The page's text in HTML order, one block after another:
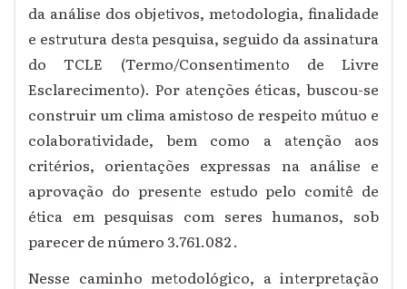
da análise dos objetivos, metodologia, finalidade
e estrutura desta pesquisa, seguido da assinatura
do TCLE (Termo/Consentimento de Livre
Esclarecimento). Por atenções éticas, buscou-se
construir um clima amistoso de respeito mútuo e
colaboratividade, bem como a atenção aos
critérios, orientações expressas na análise e
aprovação do presente estudo pelo comitê de
ética em pesquisas com seres humanos, sob
parecer de número 3.761.082 .
Nesse caminho metodológico, a interpretação